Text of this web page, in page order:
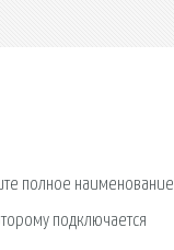
полное наименование
подключается